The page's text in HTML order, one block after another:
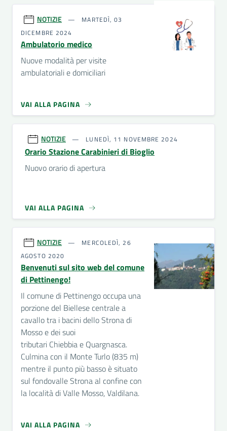
NOTIZIE
MARTEDÌ, 03
DICEMBRE 2024
Ambulatorio medico
Nuove modalità per visite
ambulatoriali e domiciliari
VAI ALLA PAGINA
NOTIZIE LUNEDÌ, 11 NOVEMBRE 2024
Orario Stazione Carabinieri di Bioglio
Nuovo orario di apertura
VAI ALLA PAGINA
NOTIZIE
MERCOLEDÌ, 26
AGOSTO 2020
Benvenuti sul sito web del comune
di Pettinengo!
Il comune di Pettinengo occupa una
porzione del Biellese centrale a
cavallo tra i bacini dello Strona di
Mosso e dei suoi
tributari Chiebbia e Quargnasca.
Culmina con il Monte Turlo (835 m)
mentre il punto più basso è situato
sul fondovalle Strona al confine con
la località di Valle Mosso, Valdilana.
VAI ALLA PAGINA